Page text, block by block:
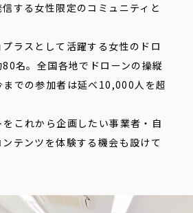
する女性限定のコミュニティと
ラスとして活躍する女性のドロ
名。全国各地でドローンの操縦
までの参加者は延べ10,000人を超
これから企画したい事業者・自
テンツを体験する機会も設けて